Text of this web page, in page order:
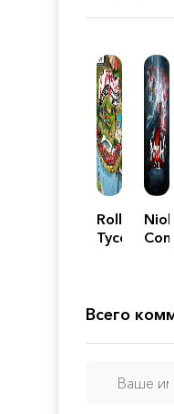
Tycoon
Nioh:
Всего